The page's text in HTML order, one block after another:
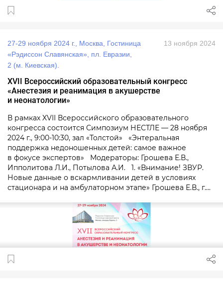
27-29 ноября 2024 г., Москва, Гостиница
«Рэдиссон Славянская», пл. Евразии,
2 (м. Киевская).
13 ноября 2024
XVII Всероссийский образовательный конгресс
«Анестезия и реанимация в акушерстве
и неонатологии»
В рамках XVII Всероссийского образовательного
конгресса состоится Симпозиум НЕСТЛЕ — 28 ноября
2024 г., 9:00-10:30, зал «Толстой» «Энтеральная
поддержка недоношенных детей: самое важное
в фокусе экспертов» Модераторы: Грошева Е.В.,
Ипполитова Л.И., Потылова А.И. 1. «Внимание! ЗВУР.
Новые данные о вскармливании детей в условиях
стационара и на амбулаторном этапе» Грошева Е.В., г....